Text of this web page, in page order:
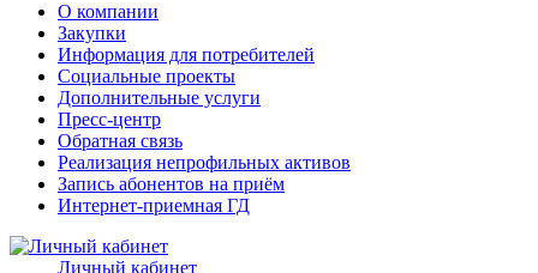
О компании
Закупки
Информация для потребителей
Социальные проекты
Дополнительные услуги
Пресс-центр
Обратная связь
Реализация непрофильных активов
Запись абонентов на приём
Интернет-приемная ГД
Личный кабинет